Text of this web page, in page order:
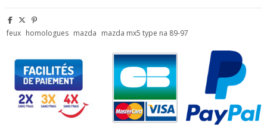
feux homologues mazda mazda mx5 type na 89-97